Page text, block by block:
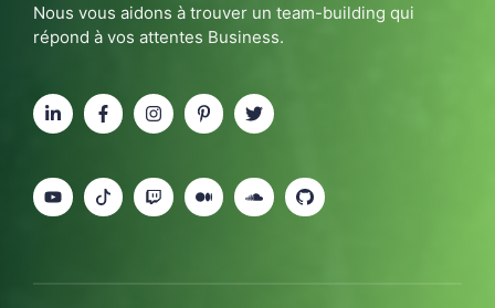
Nous vous aidons à trouver un team-building qui
répond à vos attentes Business.